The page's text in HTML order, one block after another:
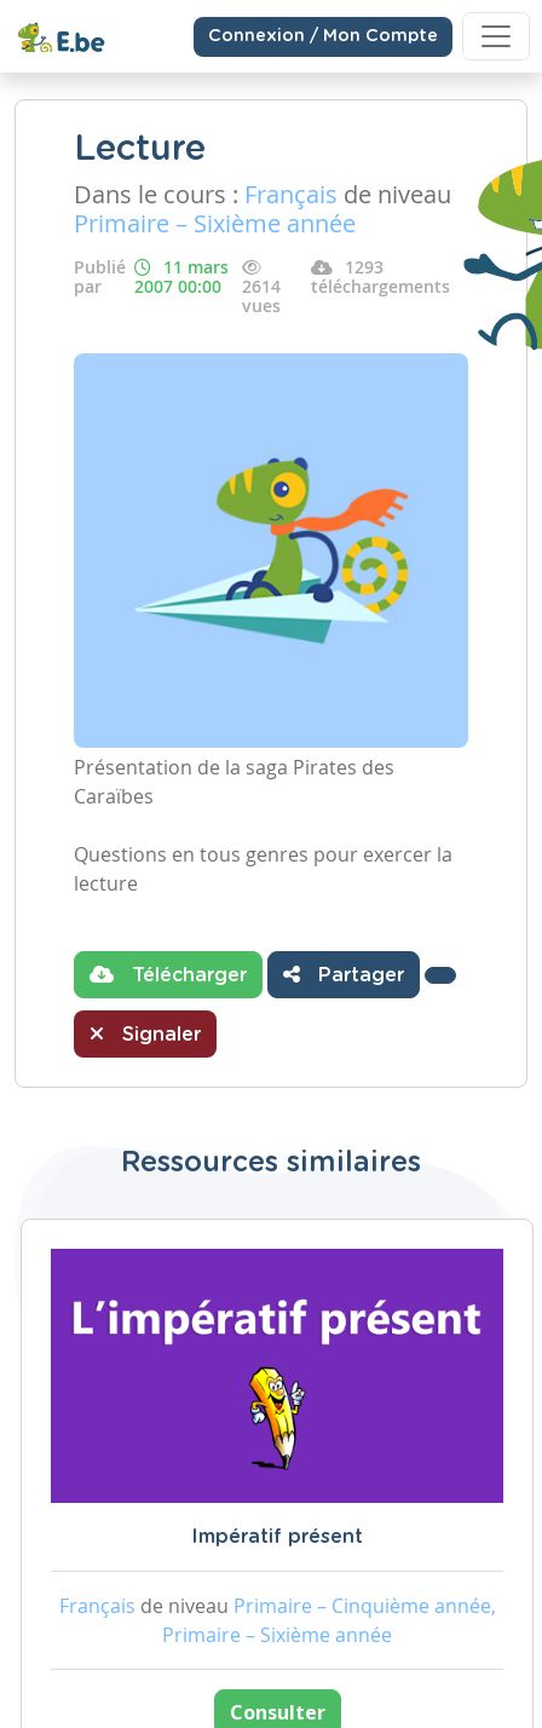
Connexion / Mon Compte
Lecture
Dans le cours : Français de niveau
Primaire – Sixième année
Publié
par
11 mars
2007 00:00
2614
vues
1293
téléchargements
Présentation de la saga Pirates des
Caraïbes
Questions en tous genres pour exercer la
lecture
Télécharger Partager
Signaler
Ressources similaires
Impératif présent
Français de niveau Primaire – Cinquième année,
Primaire – Sixième année
Consulter